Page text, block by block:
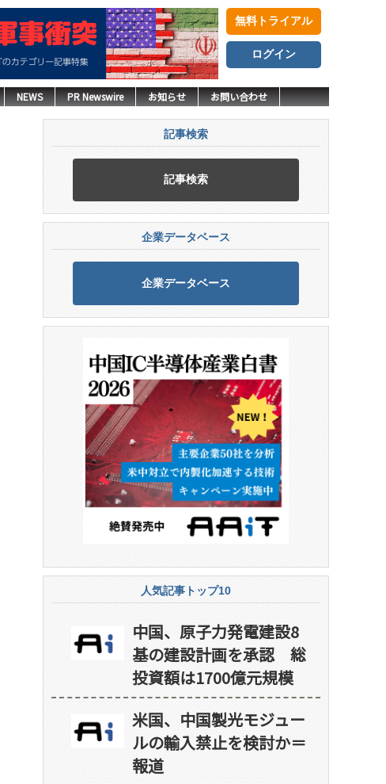
無料トライアル
ログイン
NEWS PR Newswire お知らせ お問い合わせ
記事検索
記事検索
企業データベース
企業データベース
人気記事トップ10
中国、原子力発電建設8
基の建設計画を承認 総
投資額は1700億元規模
米国、中国製光モジュー
ルの輸入禁止を検討か＝
報道